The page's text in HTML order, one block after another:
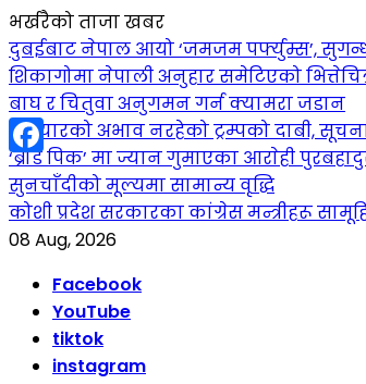
भर्खरैको ताजा खबर
दुबईबाट नेपाल आयो ‘जमजम पर्फ्युम्स’,
शिकागोमा नेपाली अनुहार समेटिएको
बाघ र चितुवा अनुगमन गर्न क्यामरा जडान
हतियारको अभाव नरहेको ट्रम्पको दाबी,
‘ब्रोड पिक’ मा ज्यान गुमाएका आराेही
सुनचाँदीको मूल्यमा सामान्य वृद्धि
कोशी प्रदेश सरकारका कांग्रेस मन्त्रीहरू
08 Aug, 2026
Facebook
YouTube
tiktok
instagram
Facebook